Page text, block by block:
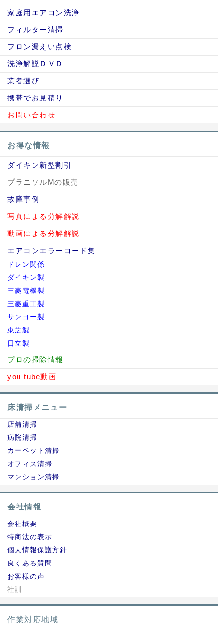
家庭用エアコン洗浄
フィルター清掃
フロン漏えい点検
洗浄解説ＤＶＤ
業者選び
携帯でお見積り
お問い合わせ
お得な情報
ダイキン新型割引
プラニソルMの販売
故障事例
写真による分解解説
動画による分解解説
エアコンエラーコード集
ドレン関係
ダイキン製
三菱電機製
三菱重工製
サンヨー製
東芝製
日立製
プロの掃除情報
you tube動画
床清掃メニュー
店舗清掃
病院清掃
カーペット清掃
オフィス清掃
マンション清掃
会社情報
会社概要
特商法の表示
個人情報保護方針
良くある質問
お客様の声
社訓
作業対応地域